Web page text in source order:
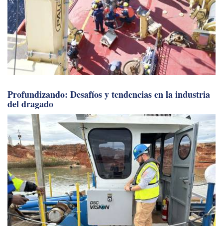
Profundizando: Desafíos y tendencias en la industria
del dragado
Sembrando las semillas de la inspiración:
Restauración de la zostera marina